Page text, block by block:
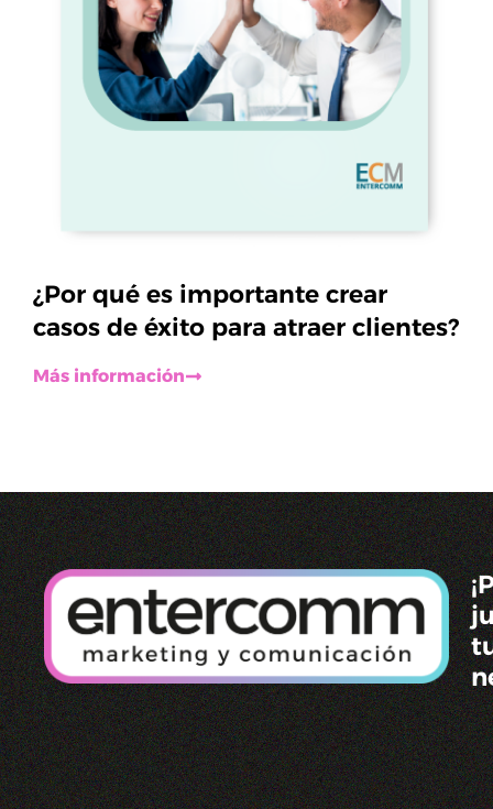
¿Por qué es importante crear
casos de éxito para atraer clientes?
Más información